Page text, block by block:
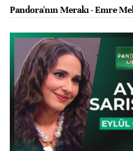
Pandora'nın Merakı - Emre